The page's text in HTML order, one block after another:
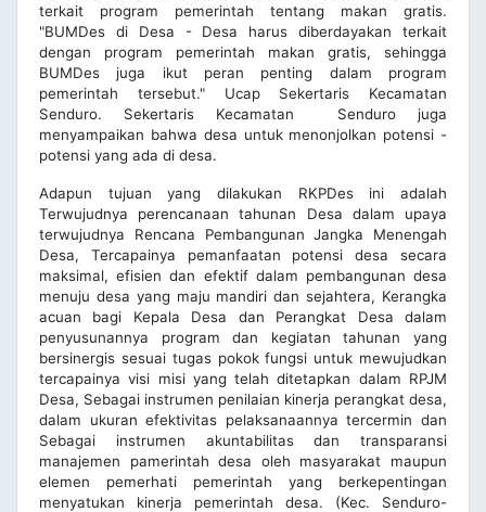
terkait program pemerintah tentang makan gratis.
"BUMDes di Desa - Desa harus diberdayakan terkait
dengan program pemerintah makan gratis, sehingga
BUMDes juga ikut peran penting dalam program
pemerintah tersebut." Ucap Sekertaris Kecamatan
Senduro. Sekertaris Kecamatan Senduro juga
menyampaikan bahwa desa untuk menonjolkan potensi -
potensi yang ada di desa.
Adapun tujuan yang dilakukan RKPDes ini adalah
Terwujudnya perencanaan tahunan Desa dalam upaya
terwujudnya Rencana Pembangunan Jangka Menengah
Desa, Tercapainya pemanfaatan potensi desa secara
maksimal, efisien dan efektif dalam pembangunan desa
menuju desa yang maju mandiri dan sejahtera, Kerangka
acuan bagi Kepala Desa dan Perangkat Desa dalam
penyusunannya program dan kegiatan tahunan yang
bersinergis sesuai tugas pokok fungsi untuk mewujudkan
tercapainya visi misi yang telah ditetapkan dalam RPJM
Desa, Sebagai instrumen penilaian kinerja perangkat desa,
dalam ukuran efektivitas pelaksanaannya tercermin dan
Sebagai instrumen akuntabilitas dan transparansi
manajemen pamerintah desa oleh masyarakat maupun
elemen pemerhati pemerintah yang berkepentingan
menyatukan kinerja pemerintah desa. (Kec. Senduro-